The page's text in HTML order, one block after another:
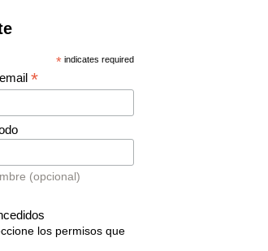
* indicates required
*
(opcional)
los permisos que